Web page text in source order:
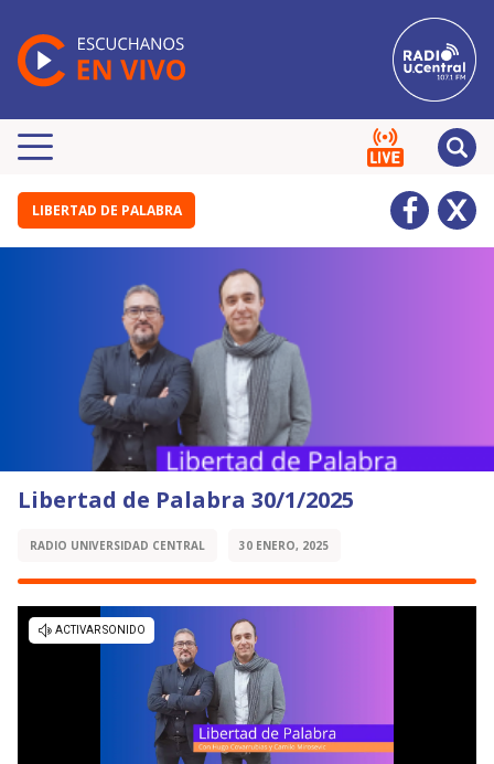
LIBERTAD DE PALABRA
Libertad de Palabra 30/1/2025
RADIO UNIVERSIDAD CENTRAL 30 ENERO, 2025